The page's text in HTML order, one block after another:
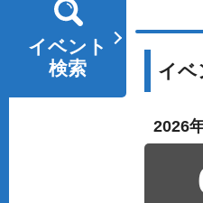
イベント
検索
イベ
2026